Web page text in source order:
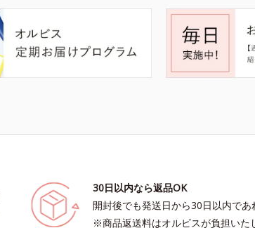
30日以内なら返品OK
開封後でも発送日から30日以内であ
※商品返送料はオルビスが負担いた